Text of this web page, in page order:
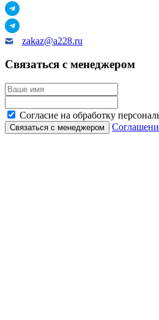
zakaz@a228.ru
Связаться с менеджером
Согласие на обработку